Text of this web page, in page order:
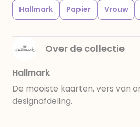
Hallmark Papier Vrouw
Over de collectie
Hallmark
De mooiste kaarten, vers van
designafdeling.